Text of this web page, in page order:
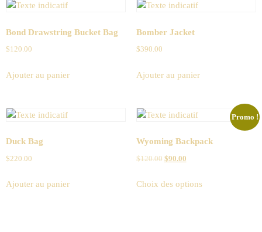
Bond Drawstring Bucket Bag
$120.00
Ajouter au panier
Bomber Jacket
$390.00
Ajouter au panier
Duck Bag
$220.00
Ajouter au panier
Promo !
Wyoming Backpack
$120.00 $90.00
Choix des options